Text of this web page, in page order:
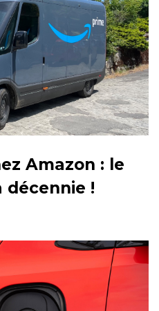
Amazon : le
!